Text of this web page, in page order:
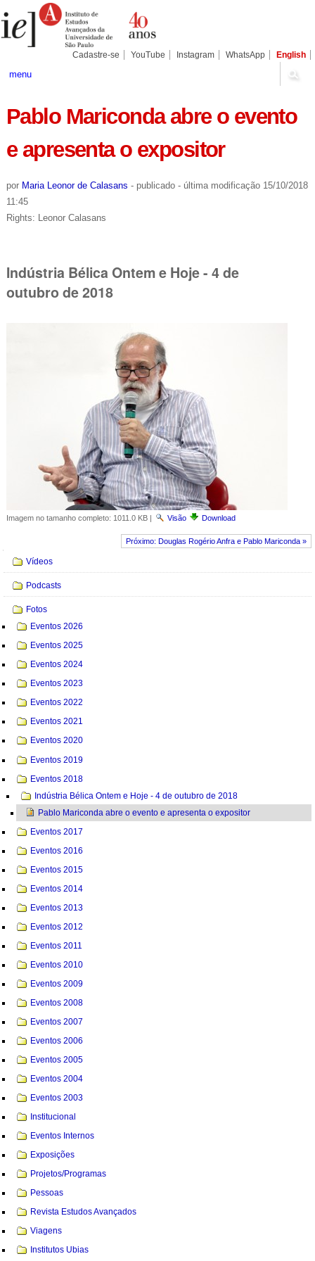
para
conteúdo.
Pessoais
Cadastre-se YouTube Instagram WhatsApp English
menu
Pablo Mariconda abre o evento
e apresenta o expositor
por Maria Leonor de Calasans - publicado - última modificação15/10/2018
11:45
Rights: Leonor Calasans
Indústria Bélica Ontem e Hoje - 4 de
outubro de 2018
Imagem no tamanho completo: 1011.0 KB| Visão Download
Próximo: Douglas Rogério Anfra e Pablo Mariconda »
Vídeos
Podcasts
Fotos
Eventos 2026
Eventos 2025
Eventos 2024
Eventos 2023
Eventos 2022
Eventos 2021
Eventos 2020
Eventos 2019
Eventos 2018
Indústria Bélica Ontem e Hoje - 4 de outubro de 2018
Pablo Mariconda abre o evento e apresenta o expositor
Eventos 2017
Eventos 2016
Eventos 2015
Eventos 2014
Eventos 2013
Eventos 2012
Eventos 2011
Eventos 2010
Eventos 2009
Eventos 2008
Eventos 2007
Eventos 2006
Eventos 2005
Eventos 2004
Eventos 2003
Institucional
Eventos Internos
Exposições
Projetos/Programas
Pessoas
Revista Estudos Avançados
Viagens
Institutos Ubias